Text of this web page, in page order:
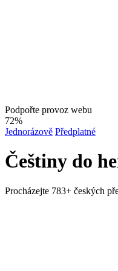
Podpořte provoz webu
72%
Jednorázově Předplatné
Češtiny do
Procházejte 783+ českých